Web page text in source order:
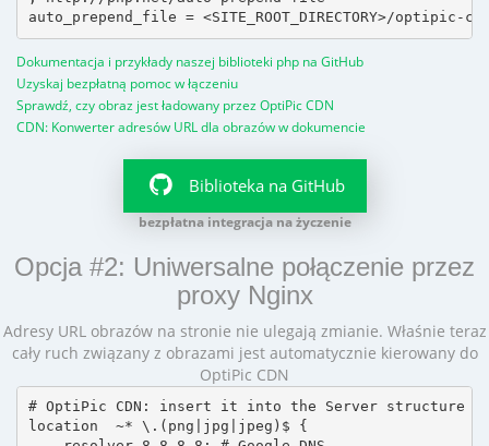
Dokumentacja i przykłady naszej biblioteki php na GitHub
Uzyskaj bezpłatną pomoc w łączeniu
Sprawdź, czy obraz jest ładowany przez OptiPic CDN
CDN: Konwerter adresów URL dla obrazów w dokumencie
Biblioteka na GitHub
bezpłatna integracja na życzenie
Opcja #2: Uniwersalne połączenie przez
proxy Nginx
Adresy URL obrazów na stronie nie ulegają zmianie. Właśnie teraz
cały ruch związany z obrazami jest automatycznie kierowany do
OptiPic CDN
# OptiPic CDN: insert it into the Server structure
location  ~* \.(png|jpg|jpeg)$ {